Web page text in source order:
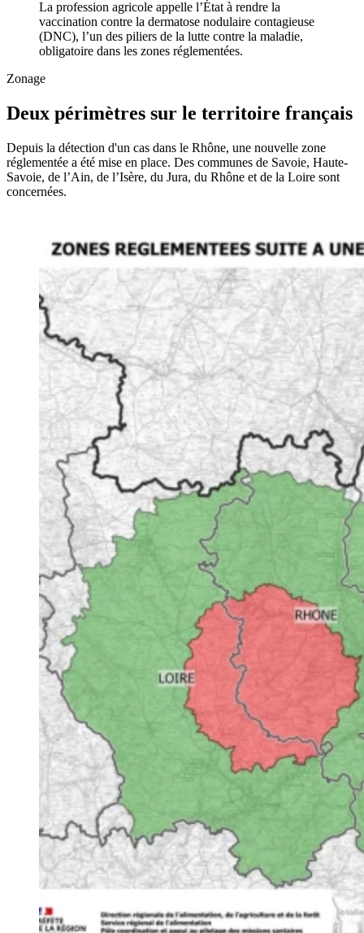
La profession agricole appelle l’État à rendre la
vaccination contre la dermatose nodulaire contagieuse
(DNC), l’un des piliers de la lutte contre la maladie,
obligatoire dans les zones réglementées.
Zonage
Deux périmètres sur le territoire français
Depuis la détection d'un cas dans le Rhône, une nouvelle zone
réglementée a été mise en place. Des communes de Savoie, Haute-
Savoie, de l’Ain, de l’Isère, du Jura, du Rhône et de la Loire sont
concernées.